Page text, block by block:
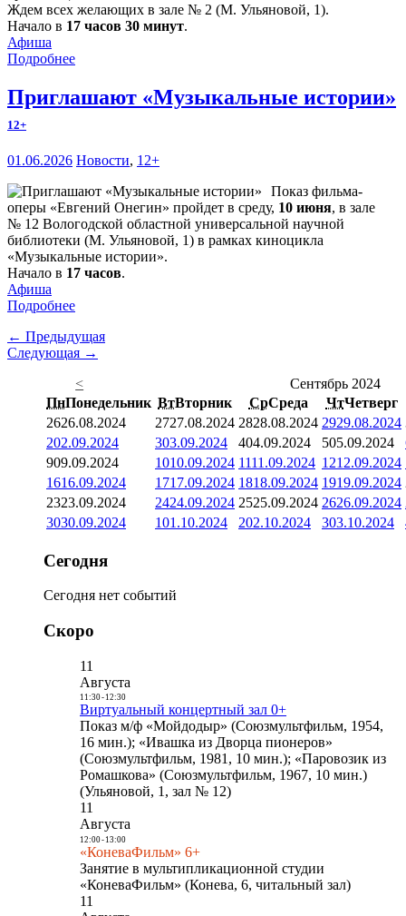
Ждем всех желающих в зале № 2 (М. Ульяновой, 1).
Начало в 17 часов 30 минут.
Афиша
Подробнее
Приглашают «Музыкальные истории»
12+
01.06.2026 Новости, 12+
Показ фильма-
оперы «Евгений Онегин» пройдет в среду, 10 июня, в зале
№ 12 Вологодской областной универсальной научной
библиотеки (М. Ульяновой, 1) в рамках киноцикла
«Музыкальные истории».
Начало в 17 часов.
Афиша
Подробнее
← Предыдущая
Следующая →
<
Сентябрь 2024
ПнПонедельник ВтВторник СрСреда ЧтЧетверг
2626.08.2024 2727.08.2024 2828.08.2024 2929.08.2024
202.09.2024 303.09.2024 404.09.2024 505.09.2024
909.09.2024 1010.09.2024 1111.09.2024 1212.09.2024
1616.09.2024 1717.09.2024 1818.09.2024 1919.09.2024
2323.09.2024 2424.09.2024 2525.09.2024 2626.09.2024
3030.09.2024 101.10.2024 202.10.2024 303.10.2024
Сегодня
Сегодня нет событий
Скоро
11
Августа
11:30- 12:30
Виртуальный концертный зал 0+
Показ м/ф «Мойдодыр» (Союзмультфильм, 1954,
16 мин.); «Ивашка из Дворца пионеров»
(Союзмультфильм, 1981, 10 мин.); «Паровозик из
Ромашкова» (Союзмультфильм, 1967, 10 мин.)
(Ульяновой, 1, зал № 12)
11
Августа
12:00- 13:00
«КоневаФильм» 6+
Занятие в мультипликационной студии
«КоневаФильм» (Конева, 6, читальный зал)
11